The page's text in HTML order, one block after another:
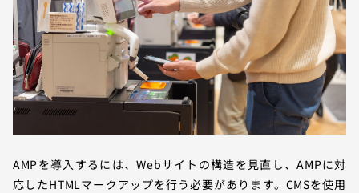
AMPを導入するには、Webサイトの構造を見直し、AMPに対
応したHTMLマークアップを行う必要があります。CMSを使用